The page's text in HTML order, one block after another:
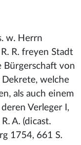
w. Herrn
R. freyen Stadt
Bürgerschaft von
welche
als auch einem
Verleger I,
A. (dicast.
1754, 661 S.